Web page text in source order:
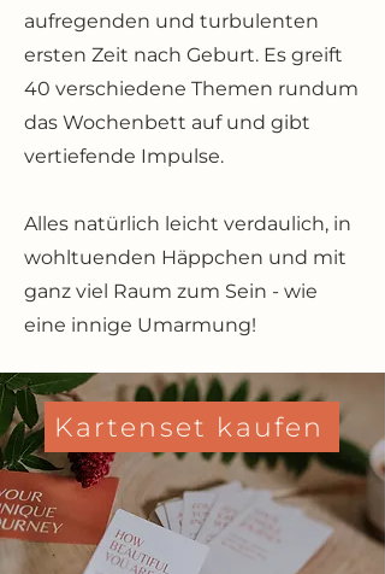
aufregenden und turbulenten
ersten Zeit nach Geburt. Es greift
40 verschiedene Themen rundum
das Wochenbett auf und gibt
vertiefende Impulse.
Alles natürlich leicht verdaulich, in
wohltuenden Häppchen und mit
ganz viel Raum zum Sein - wie
eine innige Umarmung!
Kartenset kaufen